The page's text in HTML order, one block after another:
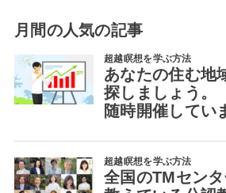
月間の人気の記事